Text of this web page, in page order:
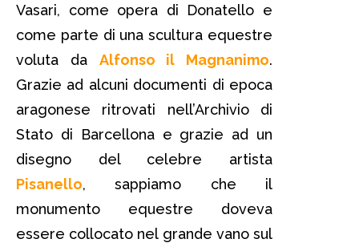
Vasari, come opera di Donatello e
come parte di una scultura equestre
voluta da Alfonso il Magnanimo.
Grazie ad alcuni documenti di epoca
aragonese ritrovati nell’Archivio di
Stato di Barcellona e grazie ad un
disegno del celebre artista
Pisanello, sappiamo che il
monumento equestre doveva
essere collocato nel grande vano sul